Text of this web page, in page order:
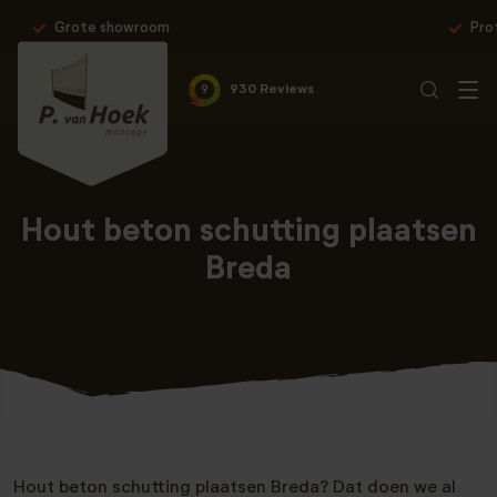
Professionele montage & 10 jaar garantie
9 930 Reviews
Hout beton schutting plaatsen
Breda
Hout beton schutting plaatsen Breda? Dat doen we al